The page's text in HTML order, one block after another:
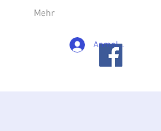
Mehr
Anmelden